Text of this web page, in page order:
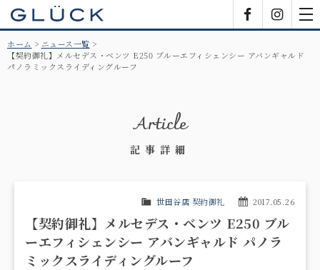
ホーム
ニュース一覧
【契約御礼】メルセデス・ベンツ E250 ブルーエフィシェンシー アバンギャルド
パノラミックスライディングルーフ
Article
記事詳細
2017.05.26
世田谷店 契約御礼
【契約御礼】メルセデス・ベンツ E250 ブル
ーエフィシェンシー アバンギャルド パノラ
ミックスライディングルーフ